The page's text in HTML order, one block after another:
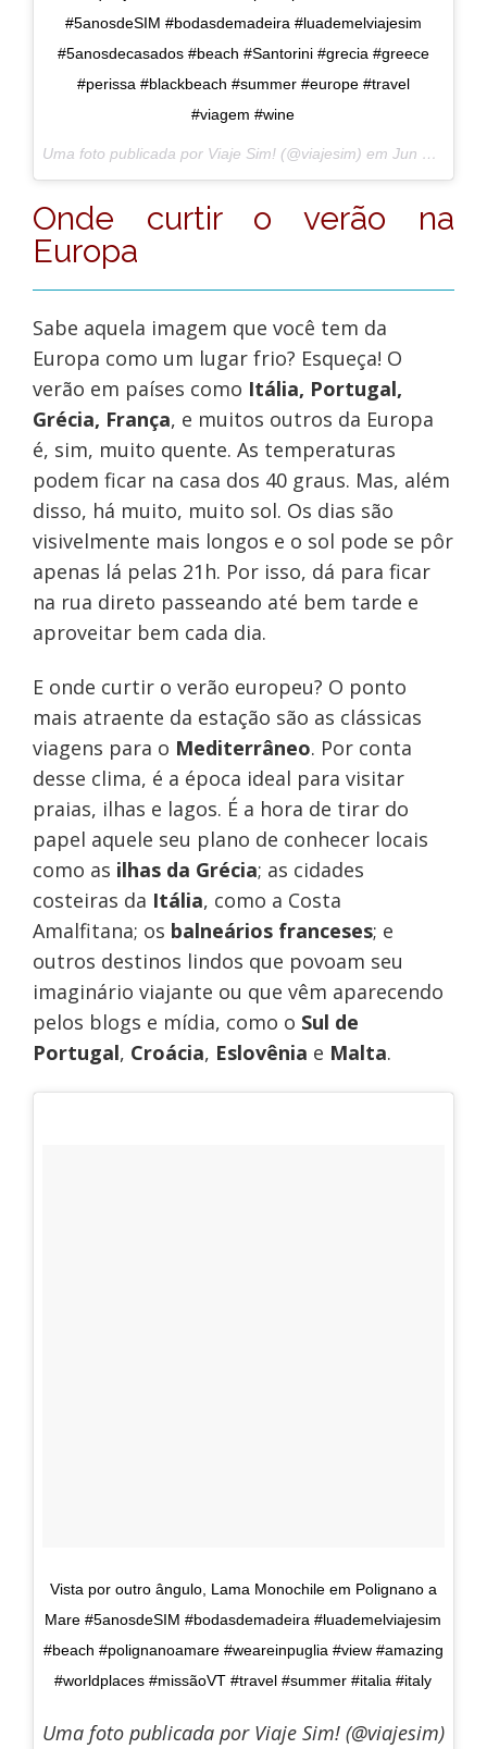
#5anosdeSIM #bodasdemadeira #luademelviajesim
#5anosdecasados #beach #Santorini #grecia #greece
#perissa #blackbeach #summer #europe #travel
#viagem #wine
Uma foto publicada por Viaje Sim! (@viajesim) em Jun 13, 2015 às 8:04 PDT
Onde curtir o verão na
Europa
Sabe aquela imagem que você tem da
Europa como um lugar frio? Esqueça! O
verão em países como Itália, Portugal,
Grécia, França, e muitos outros da Europa
é, sim, muito quente. As temperaturas
podem ficar na casa dos 40 graus. Mas, além
disso, há muito, muito sol. Os dias são
visivelmente mais longos e o sol pode se pôr
apenas lá pelas 21h. Por isso, dá para ficar
na rua direto passeando até bem tarde e
aproveitar bem cada dia.
E onde curtir o verão europeu? O ponto
mais atraente da estação são as clássicas
viagens para o Mediterrâneo. Por conta
desse clima, é a época ideal para visitar
praias, ilhas e lagos. É a hora de tirar do
papel aquele seu plano de conhecer locais
como as ilhas da Grécia; as cidades
costeiras da Itália, como a Costa
Amalfitana; os balneários franceses; e
outros destinos lindos que povoam seu
imaginário viajante ou que vêm aparecendo
pelos blogs e mídia, como o Sul de
Portugal, Croácia, Eslovênia e Malta.
Vista por outro ângulo, Lama Monochile em Polignano a
Mare #5anosdeSIM #bodasdemadeira #luademelviajesim
#beach #polignanoamare #weareinpuglia #view #amazing
#worldplaces #missãoVT #travel #summer #italia #italy
Uma foto publicada por Viaje Sim! (@viajesim)